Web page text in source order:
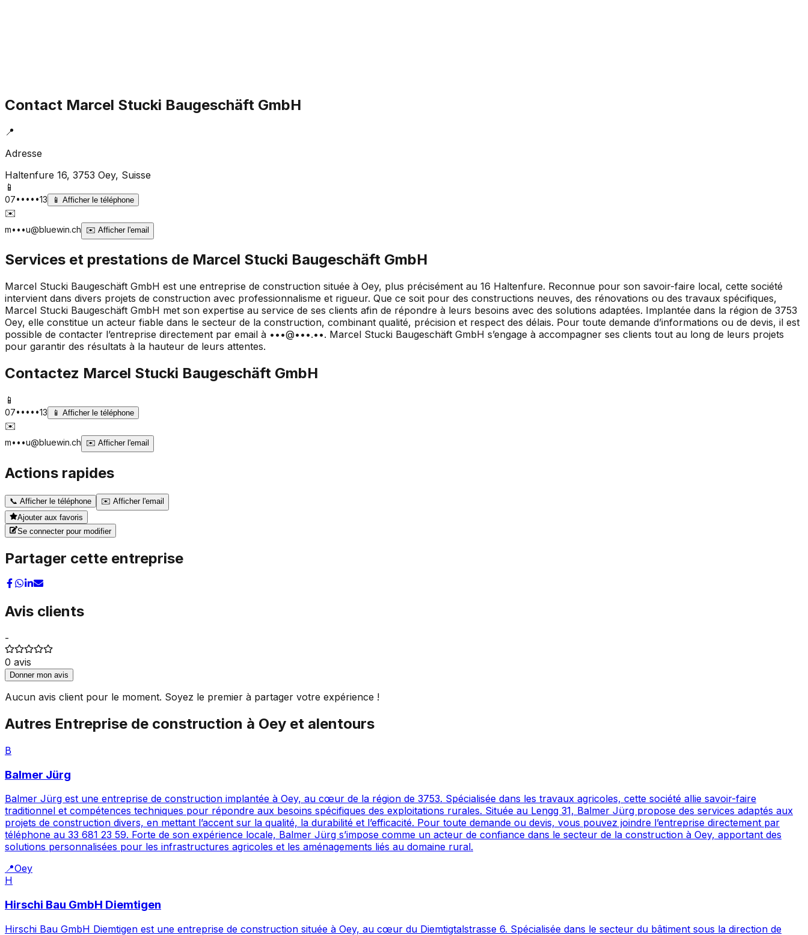
Contact Marcel Stucki Baugeschäft GmbH
📍
Adresse
Haltenfure 16, 3753 Oey, Suisse
📱
07•••••13 📱 Afficher le téléphone
✉️
m•••u@bluewin.ch ✉️ Afficher l'email
Services et prestations de Marcel Stucki Baugeschäft GmbH
Marcel Stucki Baugeschäft GmbH est une entreprise de construction située à Oey, plus précisément au 16 Haltenfure. Reconnue pour son savoir-faire local, cette société
intervient dans divers projets de construction avec professionnalisme et rigueur. Que ce soit pour des constructions neuves, des rénovations ou des travaux spécifiques,
Marcel Stucki Baugeschäft GmbH met son expertise au service de ses clients afin de répondre à leurs besoins avec des solutions adaptées. Implantée dans la région de 3753
Oey, elle constitue un acteur fiable dans le secteur de la construction, combinant qualité, précision et respect des délais. Pour toute demande d’informations ou de devis, il est
possible de contacter l’entreprise directement par email à •••@•••.••. Marcel Stucki Baugeschäft GmbH s’engage à accompagner ses clients tout au long de leurs projets
pour garantir des résultats à la hauteur de leurs attentes.
Contactez Marcel Stucki Baugeschäft GmbH
📱
07•••••13 📱 Afficher le téléphone
✉️
m•••u@bluewin.ch ✉️ Afficher l'email
Actions rapides
📞 Afficher le téléphone ✉️ Afficher l'email
Ajouter aux favoris
Se connecter pour modifier
Partager cette entreprise
Avis clients
-
0 avis
Donner mon avis
Aucun avis client pour le moment. Soyez le premier à partager votre expérience !
Autres Entreprise de construction à Oey et alentours
B
Balmer Jürg
Balmer Jürg est une entreprise de construction implantée à Oey, au cœur de la région de 3753. Spécialisée dans les travaux agricoles, cette société allie savoir-faire
traditionnel et compétences techniques pour répondre aux besoins spécifiques des exploitations rurales. Située au Lengg 31, Balmer Jürg propose des services adaptés aux
projets de construction divers, en mettant l’accent sur la qualité, la durabilité et l’efficacité. Pour toute demande ou devis, vous pouvez joindre l’entreprise directement par
téléphone au 33 681 23 59. Forte de son expérience locale, Balmer Jürg s’impose comme un acteur de confiance dans le secteur de la construction à Oey, apportant des
solutions personnalisées pour les infrastructures agricoles et les aménagements liés au domaine rural.
📍Oey
H
Hirschi Bau GmbH Diemtigen
Hirschi Bau GmbH Diemtigen est une entreprise de construction située à Oey, au cœur du Diemtigtalstrasse 6. Spécialisée dans le secteur du bâtiment sous la direction de